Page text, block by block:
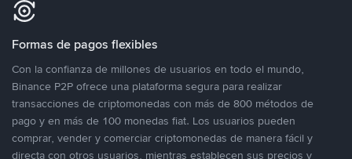
Formas de pagos flexibles
Con la confianza de millones de usuarios en todo el mundo,
Binance P2P ofrece una plataforma segura para realizar
transacciones de criptomonedas con más de 800 métodos de
pago y en más de 100 monedas fiat. Los usuarios pueden
comprar, vender y comerciar criptomonedas de manera fácil y
directa con otros usuarios, mientras establecen sus precios y